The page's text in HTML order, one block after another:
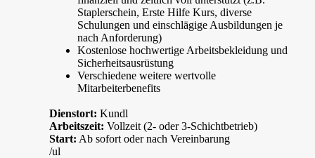
Staplerschein, Erste Hilfe Kurs, diverse
Schulungen und einschlägige Ausbildungen je
nach Anforderung)
Kostenlose hochwertige Arbeitsbekleidung und
Sicherheitsausrüstung
Verschiedene weitere wertvolle
Mitarbeiterbenefits
Dienstort: Kundl
Arbeitszeit: Vollzeit (2- oder 3-Schichtbetrieb)
Start: Ab sofort oder nach Vereinbarung
/ul